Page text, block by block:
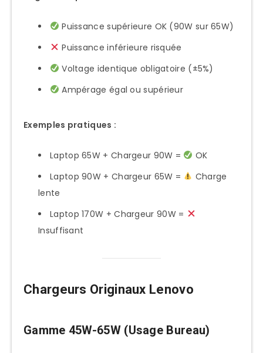
Puissance supérieure OK (90W sur 65W)
Puissance inférieure risquée
Voltage identique obligatoire (±5%)
Ampérage égal ou supérieur
Exemples pratiques :
Laptop 65W + Chargeur 90W =
OK
Laptop 90W + Chargeur 65W =
Charge
lente
Laptop 170W + Chargeur 90W =
Insuffisant
Chargeurs Originaux Lenovo
Gamme 45W-65W (Usage Bureau)